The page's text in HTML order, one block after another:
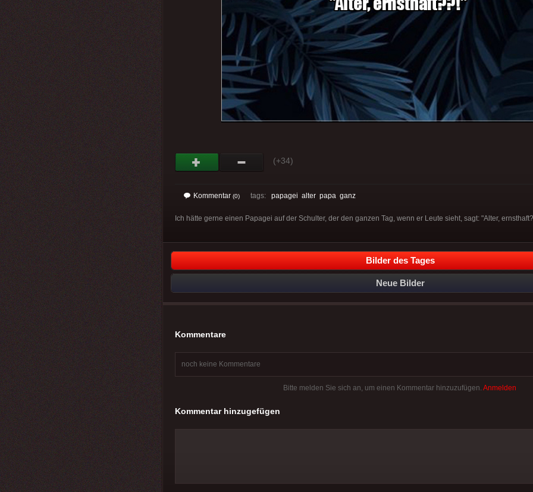
(+34)
Kommentar (0) tags: papagei alter papa ganz
Ich hätte gerne einen Papagei auf der Schulter, der den ganzen Tag, wenn er Leute sieht, sagt: "Alter,
Bilder des Tages
Neue Bilder
Kommentare
noch keine Kommentare
Bitte melden Sie sich an, um einen Kommentar hinzuzufügen. Anmelden
Kommentar hinzugefügen